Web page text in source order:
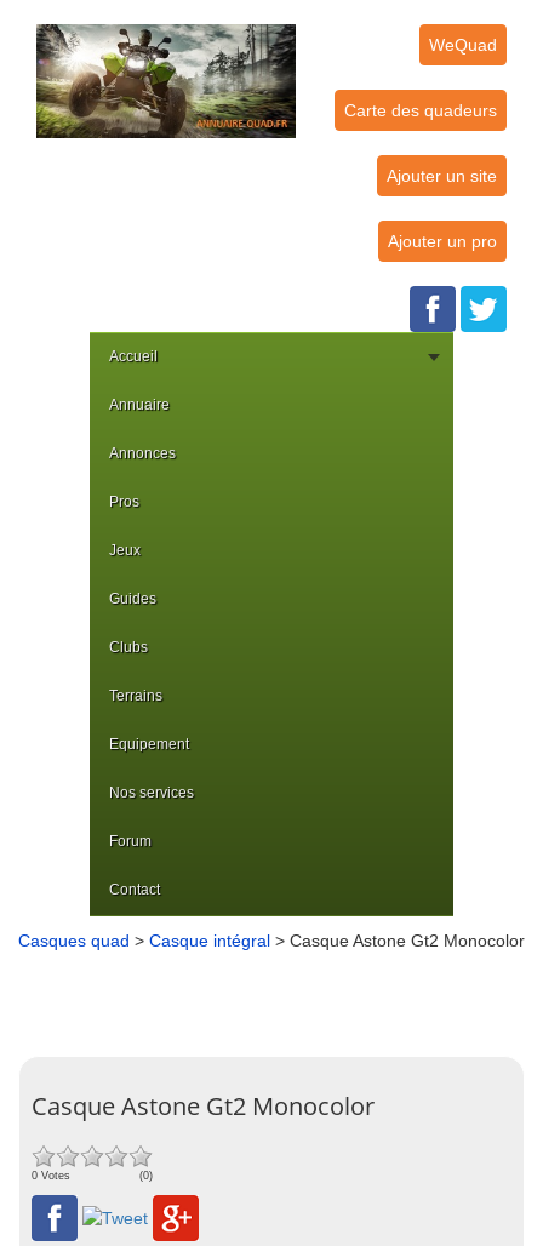
WeQuad
Carte des quadeurs
Ajouter un site
Ajouter un pro
Accueil
Annuaire
Annonces
Pros
Jeux
Guides
Clubs
Terrains
Equipement
Nos services
Forum
Contact
Casques quad > Casque intégral > Casque Astone Gt2 Monocolor
Casque Astone Gt2 Monocolor
0 Votes (0)